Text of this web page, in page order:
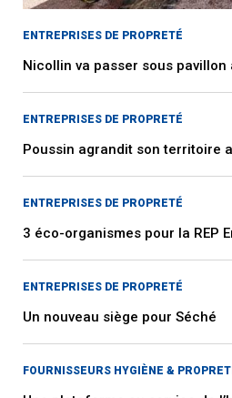
ENTREPRISES DE PROPRETÉ
Nicollin va passer sous pavillon
ENTREPRISES DE PROPRETÉ
Poussin agrandit son territoire
ENTREPRISES DE PROPRETÉ
3 éco-organismes pour la REP
ENTREPRISES DE PROPRETÉ
Un nouveau siège pour Séché
FOURNISSEURS HYGIÈNE &